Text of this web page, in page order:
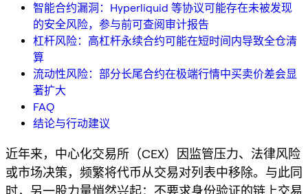
智能合约漏洞：Hyperliquid 等协议可能存在未被发现
的安全风险，参与前可查阅审计报告
杠杆风险：高杠杆永续合约可能在短时间内导致全仓清
算
流动性风险：部分长尾合约在极端行情中买卖价差会显
著扩大
FAQ
结论与行动建议
近年来，中心化交易所（CEX）因监管压力、法律风险
或市场决策，频繁将代币从交易对列表中移除。与此同
时，另一股力量悄然兴起：不要求身份验证的链上交易